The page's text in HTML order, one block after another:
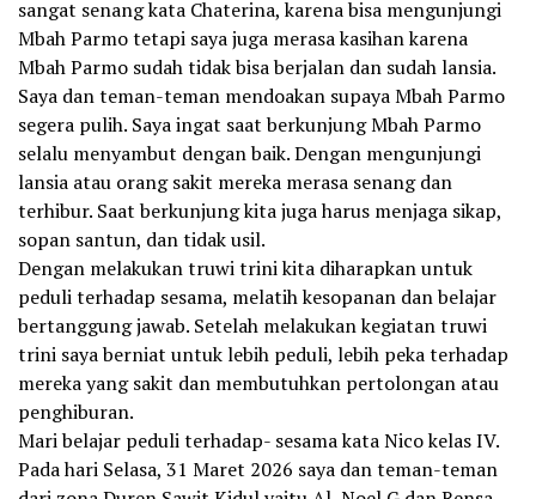
sangat senang kata Chaterina, karena bisa mengunjungi
Mbah Parmo tetapi saya juga merasa kasihan karena
Mbah Parmo sudah tidak bisa berjalan dan sudah lansia.
Saya dan teman-teman mendoakan supaya Mbah Parmo
segera pulih. Saya ingat saat berkunjung Mbah Parmo
selalu menyambut dengan baik. Dengan mengunjungi
lansia atau orang sakit mereka merasa senang dan
terhibur. Saat berkunjung kita juga harus menjaga sikap,
sopan santun, dan tidak usil.
Dengan melakukan truwi trini kita diharapkan untuk
peduli terhadap sesama, melatih kesopanan dan belajar
bertanggung jawab. Setelah melakukan kegiatan truwi
trini saya berniat untuk lebih peduli, lebih peka terhadap
mereka yang sakit dan membutuhkan pertolongan atau
penghiburan.
Mari belajar peduli terhadap- sesama kata Nico kelas IV.
Pada hari Selasa, 31 Maret 2026 saya dan teman-teman